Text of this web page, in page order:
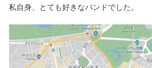
私自身、とても好きなバンドでした。